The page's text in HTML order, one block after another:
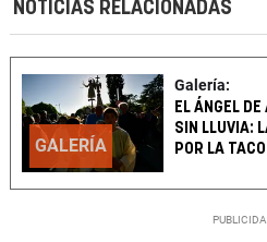
NOTICIAS RELACIONADAS
GALERÍA
Galería:
EL ÁNGEL
SIN LLUVIA:
POR LA